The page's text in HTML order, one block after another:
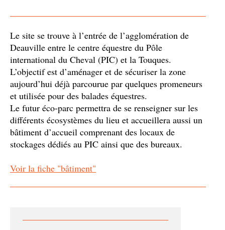
Le site se trouve à l’entrée de l’agglomération de
Deauville entre le centre équestre du Pôle
international du Cheval (PIC) et la Touques.
L’objectif est d’aménager et de sécuriser la zone
aujourd’hui déjà parcourue par quelques promeneurs
et utilisée pour des balades équestres.
Le futur éco-parc permettra de se renseigner sur les
différents écosystèmes du lieu et accueillera aussi un
bâtiment d’accueil comprenant des locaux de
stockages dédiés au PIC ainsi que des bureaux.
Voir la fiche "bâtiment"